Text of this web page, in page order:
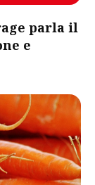
parla il
e